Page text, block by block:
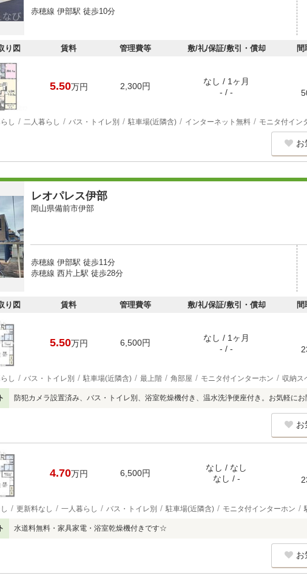
赤穂線 伊部駅 徒歩10分
り図 賃料 管理費等 敷/礼/保証/敷引・償却 間
5.50万円 2,300円
なし / 1ヶ月
- / -
し 二人暮らし バス・トイレ別 駐車場(近隣含) インターネット無料 モニタ付イン
お
レオパレス伊部
岡山県備前市伊部
赤穂線 伊部駅 徒歩11分
赤穂線 西片上駅 徒歩28分
り図 賃料 管理費等 敷/礼/保証/敷引・償却 間
5.50万円 6,500円
なし / 1ヶ月
- / -
し バス・トイレ別 駐車場(近隣含) 最上階 角部屋 モニタ付インターホン 収納ス
防犯カメラ設置済み、バス・トイレ別、浴室乾燥機付き、温水洗浄便座付き。お気軽にお
お
4.70万円 6,500円
なし / なし
なし / -
更新料なし 一人暮らし バス・トイレ別 駐車場(近隣含) モニタ付インターホン
水道料無料・家具家電・浴室乾燥機付きです☆
お